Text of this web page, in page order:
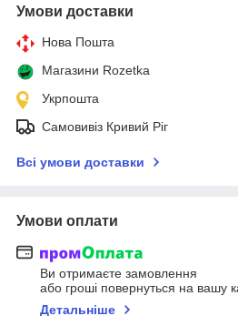
Умови доставки
Нова Пошта
Магазини Rozetka
Укрпошта
Самовивіз Кривий Ріг
Всі умови доставки
Умови оплати
Ви отримаєте замовлення
або гроші повернуться на вашу
Детальніше